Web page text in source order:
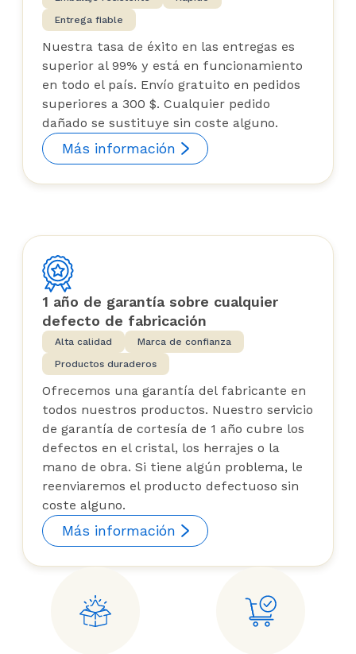
Entrega fiable
Nuestra tasa de éxito en las entregas es
superior al 99% y está en funcionamiento
en todo el país. Envío gratuito en pedidos
superiores a 300 $. Cualquier pedido
dañado se sustituye sin coste alguno.
Más información
1 año de garantía sobre cualquier
defecto de fabricación
Alta calidad
Marca de confianza
Productos duraderos
Ofrecemos una garantía del fabricante en
todos nuestros productos. Nuestro servicio
de garantía de cortesía de 1 año cubre los
defectos en el cristal, los herrajes o la
mano de obra. Si tiene algún problema, le
reenviaremos el producto defectuoso sin
coste alguno.
Más información